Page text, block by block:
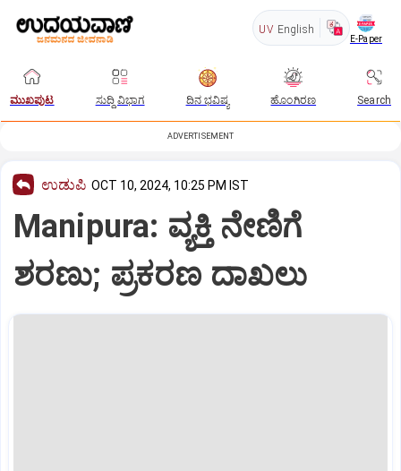
UV English
E-Paper
ಮುಖಪುಟ ಸುದ್ದಿ ವಿಭಾಗ ದಿನ ಭವಿಷ್ಯ ಹೊಂಗಿರಣ Search
ADVERTISEMENT
ಉಡುಪಿ OCT 10, 2024, 10:25 PM IST
Manipura: ವ್ಯಕ್ತಿ ನೇಣಿಗೆ
ಶರಣು; ಪ್ರಕರಣ ದಾಖಲು